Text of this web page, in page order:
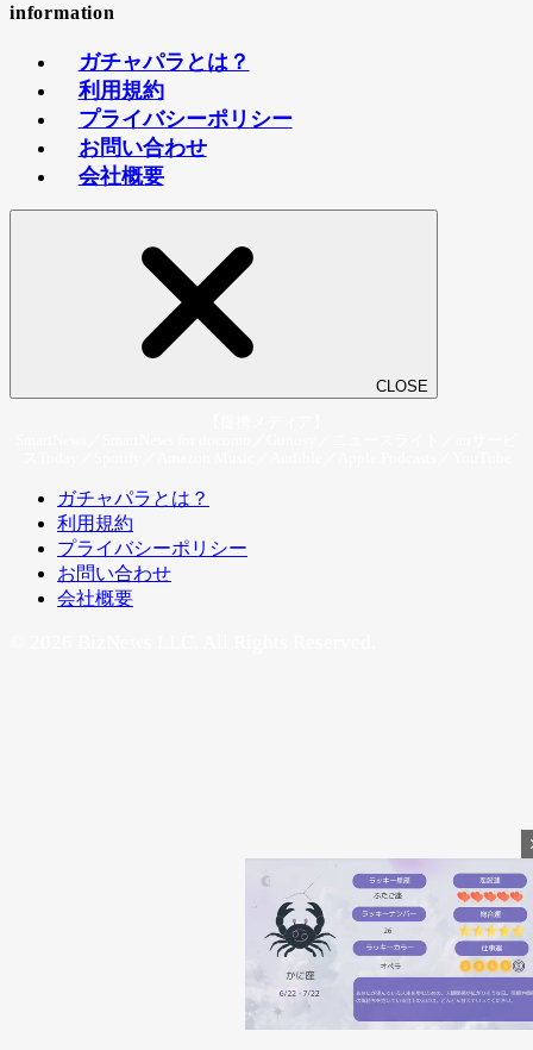
information
ガチャパラとは？
利用規約
プライバシーポリシー
お問い合わせ
会社概要
CLOSE
ガチャパラとは？
利用規約
プライバシーポリシー
お問い合わせ
会社概要